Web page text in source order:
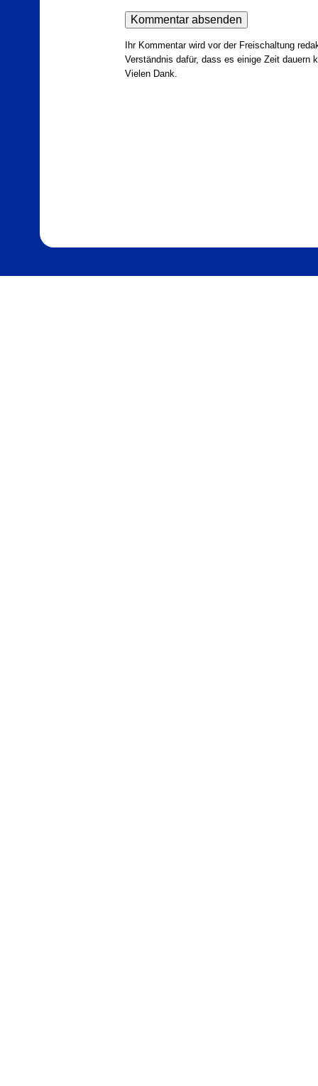
Ihr Kommentar wird vor der Freischaltung
Verständnis dafür, dass es einige Zeit
Vielen Dank.